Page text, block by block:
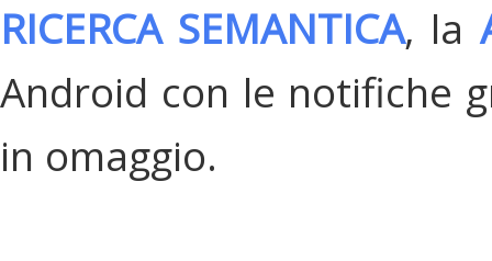
RICERCA SEMANTICA, la
Android con le notifiche
in omaggio.